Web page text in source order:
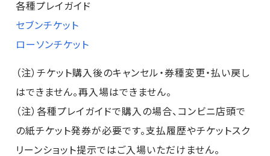
各種プレイガイド
セブンチケット
ローソンチケット
（注）チケット購入後のキャンセル・券種変更・払い戻し
はできません。再入場はできません。
（注）各種プレイガイドで購入の場合、コンビニ店頭で
の紙チケット発券が必要です。支払履歴やチケットスク
リーンショット提示ではご入場いただけません。